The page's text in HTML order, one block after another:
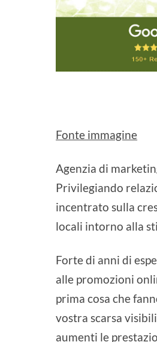
Fonte immagine
Agenzia di
Privilegiando
incentrato sulla
locali intorno alla
Forte di anni di
alle promozioni
prima cosa che
vostra scarsa
aumenti le